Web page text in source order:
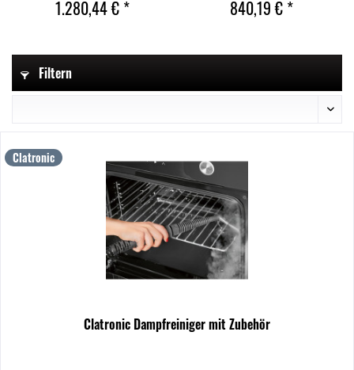
1.280,44 € * 840,19 € *
Filtern
Clatronic
Clatronic Dampfreiniger mit Zubehör